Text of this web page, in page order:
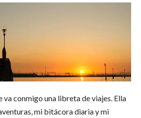
va conmigo una libreta de viajes. Ella
mi bitácora diaria y mi